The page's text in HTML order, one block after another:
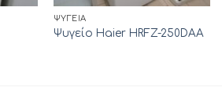
ΨΥΓΕΊΑ
Ψυγείο Haier HRFZ-250DAA